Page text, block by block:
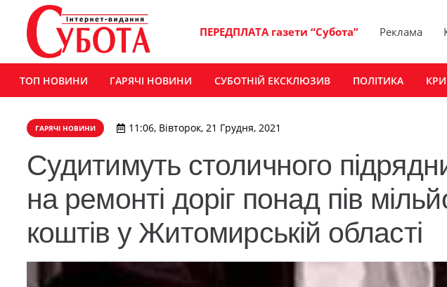
ПЕРЕДПЛАТА газети “Субота” Реклама
ТОП НОВИНИ ГАРЯЧІ НОВИНИ СУБОТНІЙ ЕКСКЛЮЗИВ ПОЛІТИКА
ГАРЯЧІ НОВИНИ 11:06, Вівторок, 21 Грудня, 2021
Судитимуть столичного
на ремонті доріг понад пів
коштів у Житомирській області